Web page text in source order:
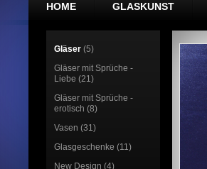
HOME GLASKUNST
Gläser (5)
Gläser mit Sprüche -
Liebe (21)
Gläser mit Sprüche -
erotisch (8)
Vasen (31)
Glasgeschenke (11)
New Design (4)